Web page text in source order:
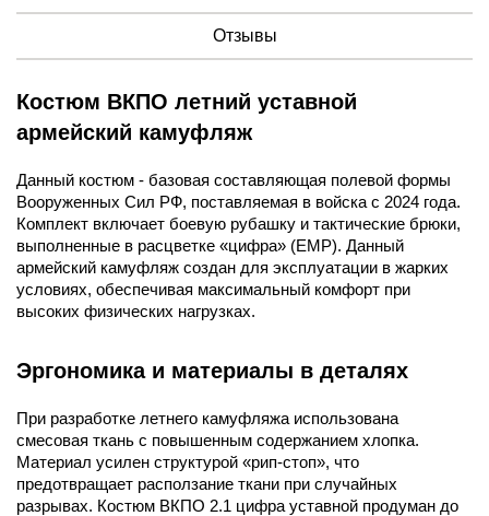
Отзывы
Костюм ВКПО летний уставной
армейский камуфляж
Данный костюм - базовая составляющая полевой формы
Вооруженных Сил РФ, поставляемая в войска с 2024 года.
Комплект включает боевую рубашку и тактические брюки,
выполненные в расцветке «цифра» (ЕМР). Данный
армейский камуфляж создан для эксплуатации в жарких
условиях, обеспечивая максимальный комфорт при
высоких физических нагрузках.
Эргономика и материалы в деталях
При разработке летнего камуфляжа использована
смесовая ткань с повышенным содержанием хлопка.
Материал усилен структурой «рип-стоп», что
предотвращает расползание ткани при случайных
разрывах. Костюм ВКПО 2.1 цифра уставной продуман до